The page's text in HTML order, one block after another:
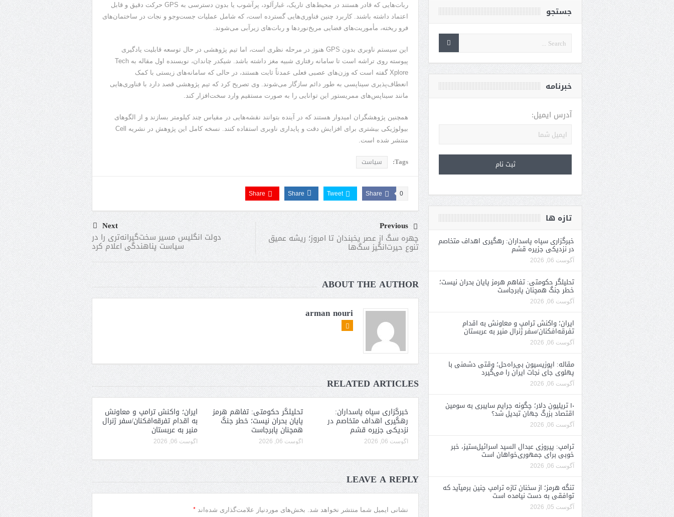
ربات‌هایی که قادر هستند در محیط‌های تاریک، غبارآلود، پرآشوب یا بدون دسترسی به GPS حرکت دقیق و قابل‌
اعتماد داشته باشند. کاربرد چنین فناوری‌هایی گسترده است، که شامل عملیات جست‌وجو و نجات در ساختمان‌های
فرو ریخته، مأموریت‌های فضایی مریخ‌نوردها و ربات‌های زیرآبی می‌شوند.
این سیستم ناوبری بدون GPS هنوز در مرحله نظری است، اما تیم پژوهشی در حال توسعه قابلیت یادگیری
پیوسته روی تراشه است تا سامانه رفتاری شبیه مغز داشته باشد. شیکدر چاندان، نویسنده اول مقاله به Tech
Xplore گفته است که وزن‌های عصبی فعلی عمدتاً ثابت‌ هستند، در حالی که سامانه‌های زیستی با کمک
انعطاف‌پذیری سیناپسی به طور دائم سازگار می‌شوند. وی تصریح کرد که تیم پژوهشی قصد دارد با فناوری‌هایی
مانند سیناپس‌های ممریستور این توانایی را به صورت مستقیم وارد سخت‌افزار کند.
همچنین پژوهشگران امیدوار هستند که در آینده بتوانند نقشه‌هایی در مقیاس چند کیلومتر بسازند و از الگوهای
بیولوژیکی بیشتری برای افزایش دقت و پایداری ناوبری استفاده کنند. نسخه کامل این پژوهش در نشریه Cell
منتشر شده است.
Tags: سیاست
Share 0
Tweet
Share
Share
Previous
چهره سگ‌ از عصر یخبندان تا امروز؛ ریشه عمیق
تنوع حیرت‌انگیز سگ‌ها
Next
دولت انگلیس مسیر سخت‌گیرانه‌تری را در
سیاست پناهندگی اعلام کرد
ABOUT THE AUTHOR
arman nouri
RELATED ARTICLES
خبرگزاری سپاه پاسداران:
رهگیری اهداف متخاصم در
نزدیکی جزیره قشم
آگوست 06, 2026
تحلیلگر حکومتی: تفاهم هرمز
پایان بحران نیست؛ خطر جنگ
همچنان پابرجاست
آگوست 06, 2026
ایران؛ واکنش ترامپ و معاونش
به اقدام تفرقه‌افکنان/سفر ژنرال
منیر به عربستان
آگوست 06, 2026
LEAVE A REPLY
نشانی ایمیل شما منتشر نخواهد شد. بخش‌های موردنیاز علامت‌گذاری شده‌اند *
جستجو
خبرنامه
آدرس ایمیل:
تازه ها
خبرگزاری سپاه پاسداران: رهگیری اهداف متخاصم
در نزدیکی جزیره قشم
آگوست 06, 2026
تحلیلگر حکومتی: تفاهم هرمز پایان بحران نیست؛
خطر جنگ همچنان پابرجاست
آگوست 06, 2026
ایران؛ واکنش ترامپ و معاونش به اقدام
تفرقه‌افکنان/سفر ژنرال منیر به عربستان
آگوست 06, 2026
مقاله: اپوزیسیون بی‌راه‌حل؛ وقتی دشمنی با
پهلوی جای نجات ایران را می‌گیرد
آگوست 06, 2026
۱۰ تریلیون دلار؛ چگونه جرایم سایبری به سومین
اقتصاد بزرگ جهان تبدیل شد؟
آگوست 06, 2026
ترامپ: پیروزی عبدال السید اسرائیل‌ستیز، خبر
خوبی برای جمهوری‌خواهان است
آگوست 06, 2026
تنگه هرمز؛ از سخنان تازه ترامپ چنین برمیآید که
توافقی به دست نیامده است
آگوست 05, 2026